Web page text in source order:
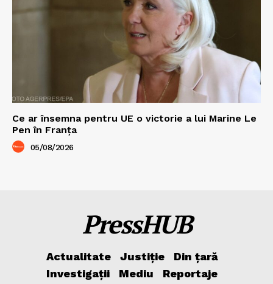
Ce ar însemna pentru UE o victorie a lui Marine Le
Pen în Franța
05/08/2026
PressHUB
Actualitate Justiție
Din țară
Investigații
Mediu
Reportaje